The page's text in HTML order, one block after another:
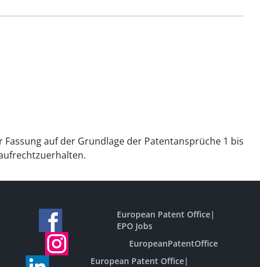
auf der Grundlage der Patentansprüche 1 bis
European Patent Office|
EPO Jobs
EuropeanPatentOffice
European Patent Office|